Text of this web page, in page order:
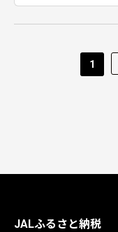
1
JALふるさと納税